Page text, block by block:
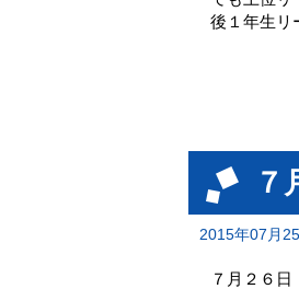
後１年生リ
７
2015年07月
７月２６